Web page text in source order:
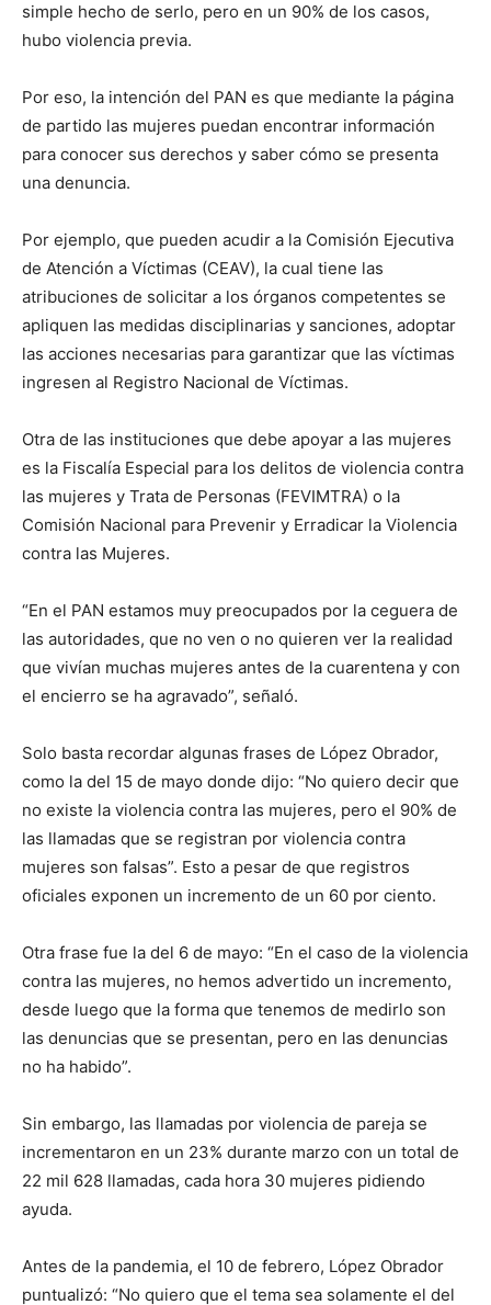
simple hecho de serlo, pero en un 90% de los casos,
hubo violencia previa.
Por eso, la intención del PAN es que mediante la página
de partido las mujeres puedan encontrar información
para conocer sus derechos y saber cómo se presenta
una denuncia.
Por ejemplo, que pueden acudir a la Comisión Ejecutiva
de Atención a Víctimas (CEAV), la cual tiene las
atribuciones de solicitar a los órganos competentes se
apliquen las medidas disciplinarias y sanciones, adoptar
las acciones necesarias para garantizar que las víctimas
ingresen al Registro Nacional de Víctimas.
Otra de las instituciones que debe apoyar a las mujeres
es la Fiscalía Especial para los delitos de violencia contra
las mujeres y Trata de Personas (FEVIMTRA) o la
Comisión Nacional para Prevenir y Erradicar la Violencia
contra las Mujeres.
“En el PAN estamos muy preocupados por la ceguera de
las autoridades, que no ven o no quieren ver la realidad
que vivían muchas mujeres antes de la cuarentena y con
el encierro se ha agravado”, señaló.
Solo basta recordar algunas frases de López Obrador,
como la del 15 de mayo donde dijo: “No quiero decir que
no existe la violencia contra las mujeres, pero el 90% de
las llamadas que se registran por violencia contra
mujeres son falsas”. Esto a pesar de que registros
oficiales exponen un incremento de un 60 por ciento.
Otra frase fue la del 6 de mayo: “En el caso de la violencia
contra las mujeres, no hemos advertido un incremento,
desde luego que la forma que tenemos de medirlo son
las denuncias que se presentan, pero en las denuncias
no ha habido”.
Sin embargo, las llamadas por violencia de pareja se
incrementaron en un 23% durante marzo con un total de
22 mil 628 llamadas, cada hora 30 mujeres pidiendo
ayuda.
Antes de la pandemia, el 10 de febrero, López Obrador
puntualizó: “No quiero que el tema sea solamente el del